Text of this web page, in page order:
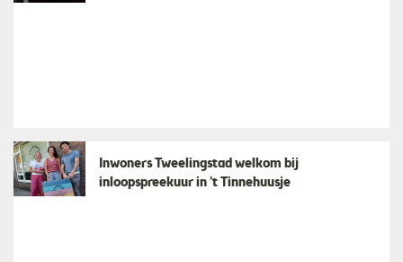
Inwoners Tweelingstad welkom bij
inloopspreekuur in ’t Tinnehuusje